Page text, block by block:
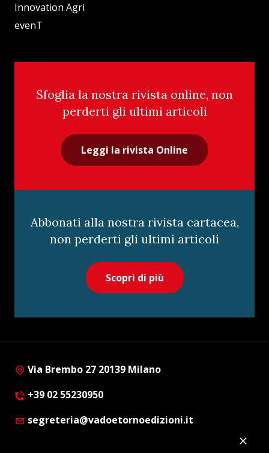
Innovation Agri
evenT
Sfoglia la nostra rivista online, non
perderti gli ultimi articoli
Leggi la rivista Online
Abbonati alla nostra rivista cartacea,
non perderti gli ultimi articoli
Scopri di più
Via Brembo 27 20139 Milano
+39 02 55230950
segreteria@vadoetornoedizioni.it